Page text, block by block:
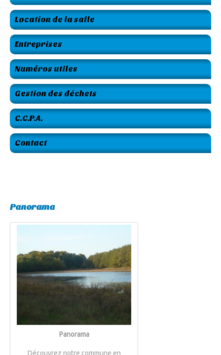
Location de la salle
Entreprises
Numéros utiles
Gestion des déchets
C.C.P.A.
Contact
Panorama
Panorama
Découvrez notre commune en